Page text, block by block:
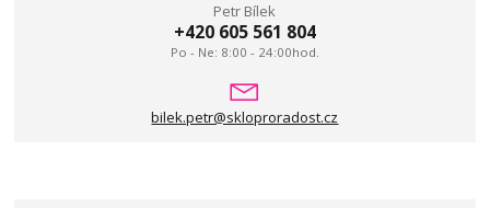
Petr Bílek
+420 605 561 804
Po - Ne: 8:00 - 24:00hod.
bilek.petr@skloproradost.cz